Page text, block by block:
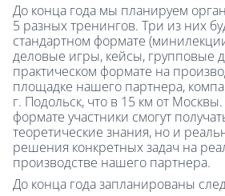
До конца года мы планируем
5 разных тренингов. Три из них
стандартном формате
деловые игры, кейсы, групповые
практическом формате на
площадке нашего партнера,
г. Подольск, что в 15 км от
формате участники смогут
теоретические знания, но и
решения конкретных задач на
производстве нашего партнера.
До конца года запланированы